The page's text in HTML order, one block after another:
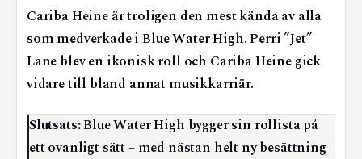
Cariba Heine är troligen den mest kända av alla
som medverkade i Blue Water High. Perri ”Jet”
Lane blev en ikonisk roll och Cariba Heine gick
vidare till bland annat musikkarriär.
Slutsats:Blue Water High bygger sin rollista på
ett ovanligt sätt – med nästan helt ny besättning